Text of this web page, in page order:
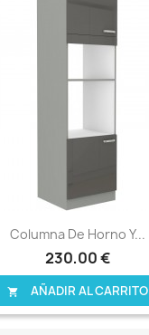
Columna De Horno Y...
230,00 €
 AÑADIR AL CARRITO